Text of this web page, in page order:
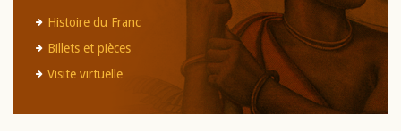
Histoire du Franc
Billets et pièces
Visite virtuelle